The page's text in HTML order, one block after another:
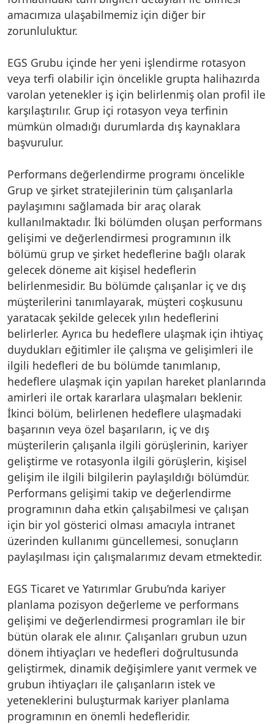
amacımıza ulaşabilmemiz için diğer bir
zorunluluktur.
EGS Grubu içinde her yeni işlendirme rotasyon
veya terfi olabilir için öncelikle grupta halihazırda
varolan yetenekler iş için belirlenmiş olan profil ile
karşılaştırılır. Grup içi rotasyon veya terfinin
mümkün olmadığı durumlarda dış kaynaklara
başvurulur.
Performans değerlendirme programı öncelikle
Grup ve şirket stratejilerinin tüm çalışanlarla
paylaşımını sağlamada bir araç olarak
kullanılmaktadır. İki bölümden oluşan performans
gelişimi ve değerlendirmesi programının ilk
bölümü grup ve şirket hedeflerine bağlı olarak
gelecek döneme ait kişisel hedeflerin
belirlenmesidir. Bu bölümde çalışanlar iç ve dış
müşterilerini tanımlayarak, müşteri coşkusunu
yaratacak şekilde gelecek yılın hedeflerini
belirlerler. Ayrıca bu hedeflere ulaşmak için ihtiyaç
duydukları eğitimler ile çalışma ve gelişimleri ile
ilgili hedefleri de bu bölümde tanımlanıp,
hedeflere ulaşmak için yapılan hareket planlarında
amirleri ile ortak kararlara ulaşmaları beklenir.
İkinci bölüm, belirlenen hedeflere ulaşmadaki
başarının veya özel başarıların, iç ve dış
müşterilerin çalışanla ilgili görüşlerinin, kariyer
geliştirme ve rotasyonla ilgili görüşlerin, kişisel
gelişim ile ilgili bilgilerin paylaşıldığı bölümdür.
Performans gelişimi takip ve değerlendirme
programının daha etkin çalışabilmesi ve çalışan
için bir yol gösterici olması amacıyla intranet
üzerinden kullanımı güncellemesi, sonuçların
paylaşılması için çalışmalarımız devam etmektedir.
EGS Ticaret ve Yatırımlar Grubu’nda kariyer
planlama pozisyon değerleme ve performans
gelişimi ve değerlendirmesi programları ile bir
bütün olarak ele alınır. Çalışanları grubun uzun
dönem ihtiyaçları ve hedefleri doğrultusunda
geliştirmek, dinamik değişimlere yanıt vermek ve
grubun ihtiyaçları ile çalışanların istek ve
yeteneklerini buluşturmak kariyer planlama
programının en önemli hedefleridir.